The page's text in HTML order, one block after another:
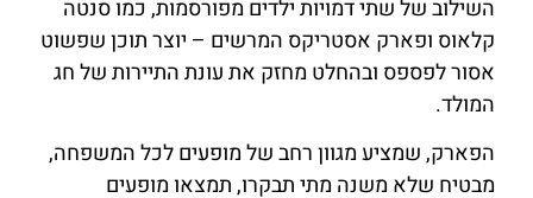
השילוב של שתי דמויות ילדים מפורסמות, כמו סנטה
קלאוס ופארק אסטריקס המרשים – יוצר תוכן שפשוט
אסור לפספס ובהחלט מחזק את עונת התיירות של חג
המולד.
הפארק, שמציע מגוון רחב של מופעים לכל המשפחה,
מבטיח שלא משנה מתי תבקרו, תמצאו מופעים